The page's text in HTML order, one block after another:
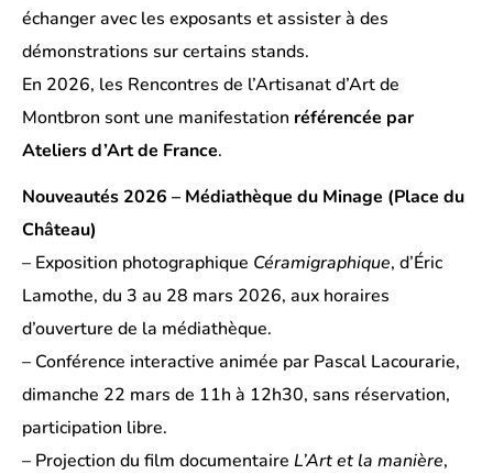
échanger avec les exposants et assister à des
démonstrations sur certains stands.
En 2026, les Rencontres de l’Artisanat d’Art de
Montbron sont une manifestation référencée par
Ateliers d’Art de France.
Nouveautés 2026 – Médiathèque du Minage (Place du
Château)
– Exposition photographique Céramigraphique, d’Éric
Lamothe, du 3 au 28 mars 2026, aux horaires
d’ouverture de la médiathèque.
– Conférence interactive animée par Pascal Lacourarie,
dimanche 22 mars de 11h à 12h30, sans réservation,
participation libre.
– Projection du film documentaire L’Art et la manière,